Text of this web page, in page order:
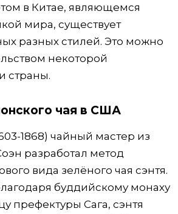
в Китае, являющемся
мира, существует
разных стилей. Это можно
некоторой
страны.
чая в США
1868) чайный мастер из
разработал метод
вида зелёного чая сэнтя.
буддийскому монаху
префектуры Сага, сэнтя